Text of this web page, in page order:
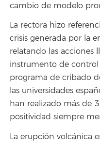
cambio de modelo
La rectora hizo
crisis generada por la
relatando las acciones
instrumento de control
programa de cribado
las universidades
han realizado más de
positividad siempre
La erupción volcánica